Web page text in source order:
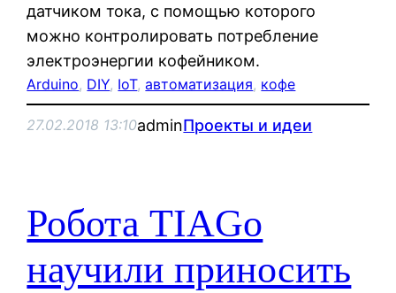
датчиком тока, с помощью которого
можно контролировать потребление
электроэнергии кофейником.
Arduino, DIY, IoT, автоматизация, кофе
27.02.2018 13:10adminПроекты и идеи
Робота TIAGo
научили приносить